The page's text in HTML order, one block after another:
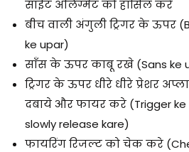
साईट अलिंग्मेंट को हासिल करे
बीच वाली अंगुली ट्रिगर के ऊपर
ke upar)
साँस के ऊपर काबू रखे (Sans ke
ट्रिगर के ऊपर धीरे धीरे प्रेशर
दबाये और फायर करे (Trigger ke
slowly release kare)
फायरिंग रिजल्ट को चेक करे